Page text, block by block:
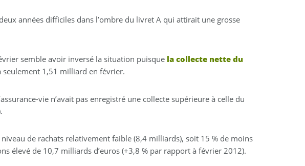
années difficiles dans l’ombre du livret A qui attirait une grosse
semble avoir inversé la situation puisque la collecte nette du
seulement 1,51 milliard en février.
vie n’avait pas enregistré une collecte supérieure à celle du
niveau de rachats relativement faible (8,4 milliards), soit 15 % de moins
élevé de 10,7 milliards d’euros (+3,8 % par rapport à février 2012).